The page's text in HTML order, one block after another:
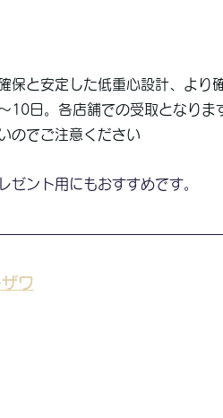
保と安定した低重心設計、より
10日。各店舗での受取となりま
のでご注意ください
ゼント用にもおすすめです。
ワ